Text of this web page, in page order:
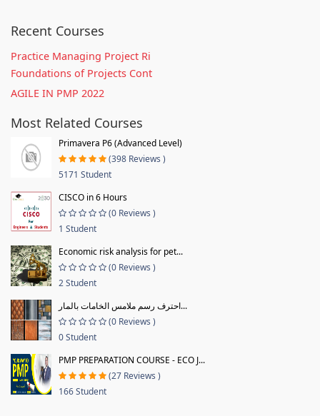
Recent Courses
Practice Managing Project Ri
Foundations of Projects Cont
AGILE IN PMP 2022
Most Related Courses
Primavera P6 (Advanced Level)
(398 Reviews )
5171 Student
CISCO in 6 Hours
(0 Reviews )
1 Student
Economic risk analysis for pet...
(0 Reviews )
2 Student
احترف رسم ملامس الخامات بالمار...
(0 Reviews )
0 Student
PMP PREPARATION COURSE - ECO J...
(27 Reviews )
166 Student